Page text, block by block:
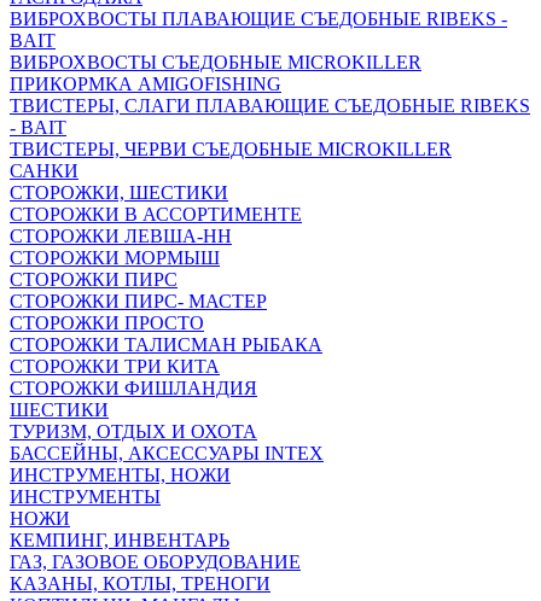
ВИБРОХВОСТЫ ПЛАВАЮЩИЕ СЪЕДОБНЫЕ RIBEKS -
BAIT
ВИБРОХВОСТЫ СЪЕДОБНЫЕ MICROKILLER
ПРИКОРМКА AMIGOFISHING
ТВИСТЕРЫ, СЛАГИ ПЛАВАЮЩИЕ СЪЕДОБНЫЕ RIBEKS
- BAIT
ТВИСТЕРЫ, ЧЕРВИ СЪЕДОБНЫЕ MICROKILLER
САНКИ
СТОРОЖКИ, ШЕСТИКИ
СТОРОЖКИ В АССОРТИМЕНТЕ
СТОРОЖКИ ЛЕВША-НН
СТОРОЖКИ МОРМЫШ
СТОРОЖКИ ПИРС
СТОРОЖКИ ПИРС- МАСТЕР
СТОРОЖКИ ПРОСТО
СТОРОЖКИ ТАЛИСМАН РЫБАКА
СТОРОЖКИ ТРИ КИТА
СТОРОЖКИ ФИШЛАНДИЯ
ШЕСТИКИ
ТУРИЗМ, ОТДЫХ И ОХОТА
БАССЕЙНЫ, АКСЕССУАРЫ INTEX
ИНСТРУМЕНТЫ, НОЖИ
ИНСТРУМЕНТЫ
НОЖИ
КЕМПИНГ, ИНВЕНТАРЬ
ГАЗ, ГАЗОВОЕ ОБОРУДОВАНИЕ
КАЗАНЫ, КОТЛЫ, ТРЕНОГИ